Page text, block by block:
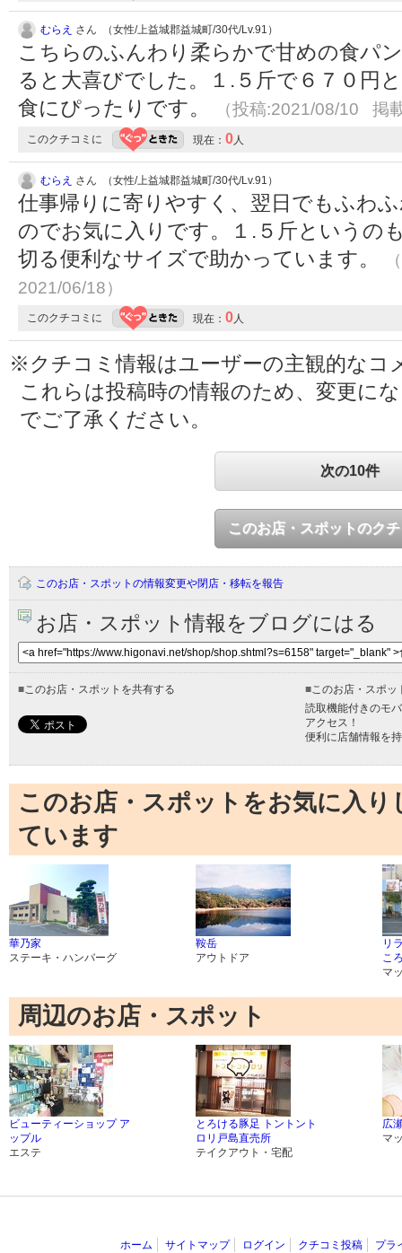
むらえ さん （女性/上益城郡益城町/30代/Lv.91）
こちらのふんわり柔らかで甘めの食パ
ると大喜びでした。１.５斤で６７０円
食にぴったりです。
（投稿:2021/08/10 掲
このクチコミに 現在： 0人
むらえ さん （女性/上益城郡益城町/30代/Lv.91）
仕事帰りに寄りやすく、翌日でもふわ
のでお気に入りです。１.５斤というの
切る便利なサイズで助かっています。
2021/06/18）
このクチコミに 現在： 0人
※クチコミ情報はユーザーの主観的なコ
これらは投稿時の情報のため、変更に
でご了承ください。
次の10件
このお店・スポットのク
このお店・スポットの情報変更や閉店・移転を報告
お店・スポット情報をブログにはる
■このお店・スポットを共有する ■このお店・スポッ
読取機能付きのモ
アクセス！
便利に店舗情報を
このお店・スポットをお気に入
ています
華乃家
ステーキ・ハンバーグ
鞍岳
アウトドア
リ
こ
マ
周辺のお店・スポット
ビューティーショップ ア
ップル
エステ
とろける豚足 トントント
ロリ戸島直売所
テイクアウト・宅配
広
マ
ホーム サイトマップ ログイン クチコミ投稿 プラ